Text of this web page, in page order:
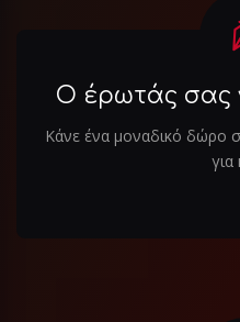
Ο έρωτάς σας
Κάνε ένα μοναδικό δώρο
για